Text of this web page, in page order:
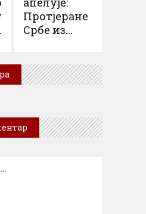
Протјеране
Србе из...